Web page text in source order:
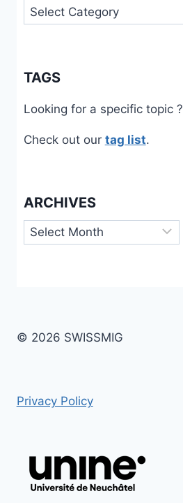
Categories
TAGS
Looking for a specific topic ?
Check out our tag list.
ARCHIVES
Archives
© 2026 SWISSMIG
Privacy Policy